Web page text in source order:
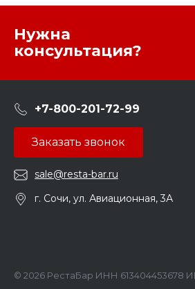
Нужна
консультация?
+7-800-201-72-99
Заказать звонок
sale@resta-bar.ru
г. Сочи, ул. Авиационная, 3А
© 2026 РестаБар ИНН